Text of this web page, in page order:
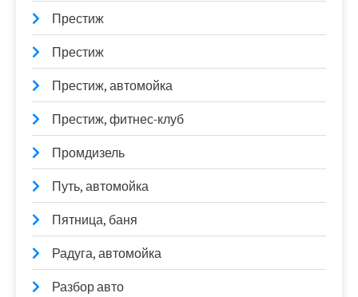
Престиж
Престиж
Престиж, автомойка
Престиж, фитнес-клуб
Промдизель
Путь, автомойка
Пятница, баня
Радуга, автомойка
Разбор авто